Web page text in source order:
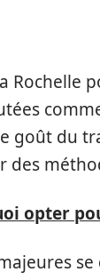
Rochelle
goût du
des
opter